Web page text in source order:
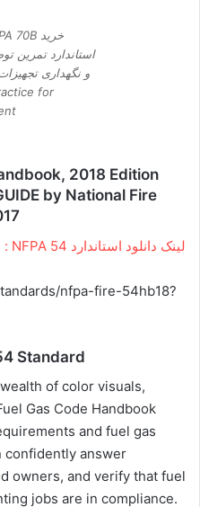
استاندارد تمرین
و نگهداری
for
2018 Edition
by National Fire
لینک دانلود استاندارد NFPA 54 :
nfpa-fire-54hb18?
Standard
of color visuals,
Gas Code Handbook
and fuel gas
confidently answer
owners, and verify that fuel
jobs are in compliance.